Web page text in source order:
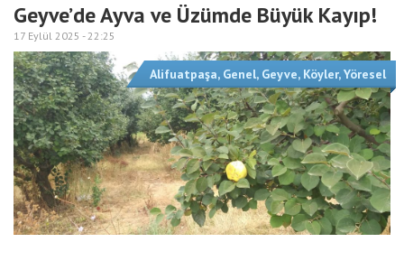
Geyve’de Ayva ve Üzümde Büyük Kayıp!
17 Eylül 2025 -22:25
Alifuatpaşa, Genel, Geyve, Köyler,Yöresel